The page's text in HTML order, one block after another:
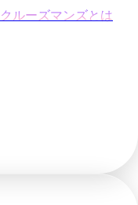
クルーズマンズとは